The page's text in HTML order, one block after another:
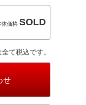
体価格 SOLD
て税込です。